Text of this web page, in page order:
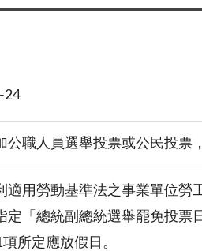
24
公職人員選舉投票或公民投票
適用勞動基準法之事業單位勞
定「總統副總統選舉罷免投票
所定應放假日。